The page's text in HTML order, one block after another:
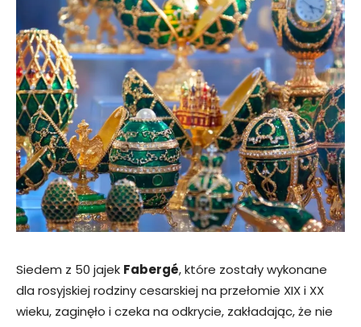
Siedem z 50 jajek Fabergé, które zostały wykonane
dla rosyjskiej rodziny cesarskiej na przełomie XIX i XX
wieku, zaginęło i czeka na odkrycie, zakładając, że nie